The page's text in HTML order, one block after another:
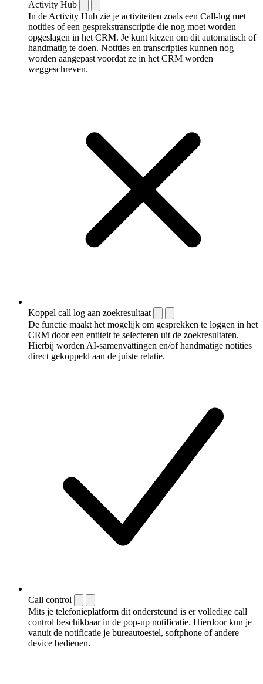
Activity Hub
In de Activity Hub zie je activiteiten zoals een Call-log met
notities of een gespreks­transcriptie die nog moet worden
opgeslagen in het CRM. Je kunt kiezen om dit automatisch of
handmatig te doen. Notities en transcripties kunnen nog
worden aangepast voordat ze in het CRM worden
weggeschreven.
Koppel call log aan zoekresultaat
De functie maakt het mogelijk om gesprekken te loggen in het
CRM door een entiteit te selecteren uit de zoekresultaten.
Hierbij worden AI-samenvattingen en/of handmatige notities
direct gekoppeld aan de juiste relatie.
Call control
Mits je telefonieplatform dit ondersteund is er volledige call
control beschikbaar in de pop-up notificatie. Hierdoor kun je
vanuit de notificatie je bureautoestel, softphone of andere
device bedienen.